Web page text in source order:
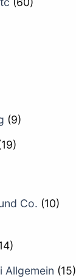
(9)
Co. (10)
Allgemein (15)